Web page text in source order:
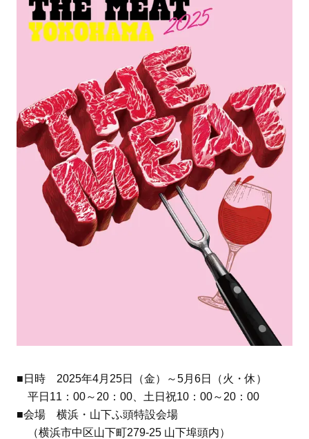
■日時 2025年4月25日（金）～5月6日（火・休）
平日11：00～20：00、土日祝10：00～20：00
■会場 横浜・山下ふ頭特設会場
（横浜市中区山下町279-25 山下埠頭内）